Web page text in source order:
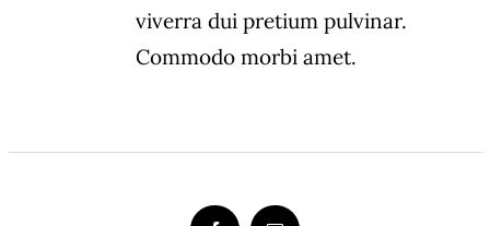
viverra dui pretium pulvinar.
Commodo morbi amet.